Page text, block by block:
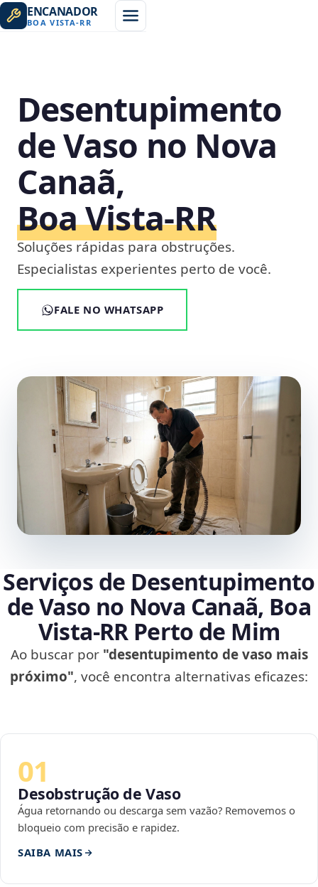
ENCANADOR
BOA VISTA-RR
Desentupimento
de Vaso no Nova
Canaã,
Boa Vista‑RR
Soluções rápidas para obstruções.
Especialistas experientes perto de você.
FALE NO WHATSAPP
Serviços de Desentupimento
de Vaso no Nova Canaã, Boa
Vista‑RR Perto de Mim
Ao buscar por "desentupimento de vaso mais
próximo", você encontra alternativas eficazes:
01
Desobstrução de Vaso
Água retornando ou descarga sem vazão? Removemos o
bloqueio com precisão e rapidez.
SAIBA MAIS